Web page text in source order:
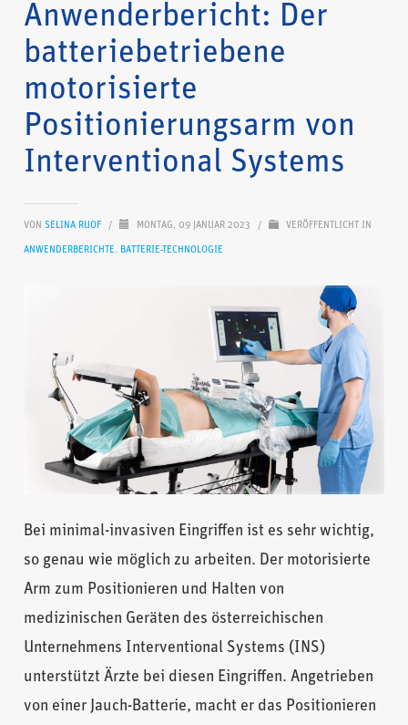
Anwenderbericht: Der
batteriebetriebene
motorisierte
Positionierungsarm von
Interventional Systems
VONSELINA RUOF / MONTAG, 09 JANUAR 2023 / VERÖFFENTLICHT IN
ANWENDERBERICHTE, BATTERIE-TECHNOLOGIE
Bei minimal-invasiven Eingriffen ist es sehr wichtig,
so genau wie möglich zu arbeiten. Der motorisierte
Arm zum Positionieren und Halten von
medizinischen Geräten des österreichischen
Unternehmens Interventional Systems (INS)
unterstützt Ärzte bei diesen Eingriffen. Angetrieben
von einer Jauch-Batterie, macht er das Positionieren